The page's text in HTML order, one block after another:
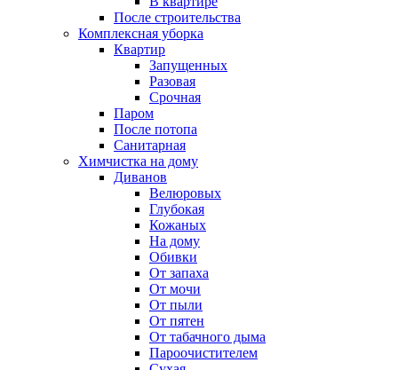
После строительства
Комплексная уборка
Квартир
Запущенных
Разовая
Срочная
Паром
После потопа
Санитарная
Химчистка на дому
Диванов
Велюровых
Глубокая
Кожаных
На дому
Обивки
От запаха
От мочи
От пыли
От пятен
От табачного дыма
Пароочистителем